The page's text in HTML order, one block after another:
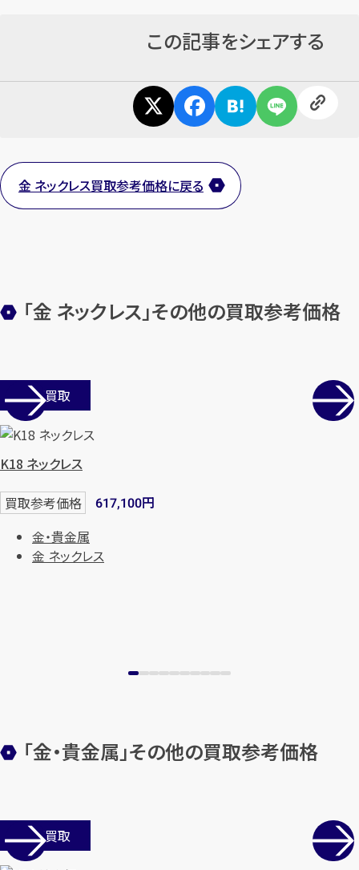
この記事をシェアする
金 ネックレス買取参考価格に戻る
「金 ネックレス」その他の買取参考価格
店舗買取
K18 ネックレス
買取参考価格 617,100円
金・貴金属
金 ネックレス
「金・貴金属」その他の買取参考価格
店舗買取